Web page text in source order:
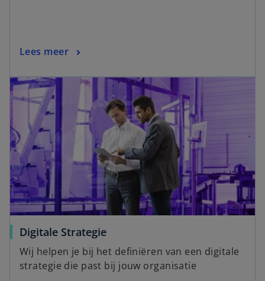
Lees meer
Digitale Strategie
Wij helpen je bij het definiëren van een digitale
strategie die past bij jouw organisatie